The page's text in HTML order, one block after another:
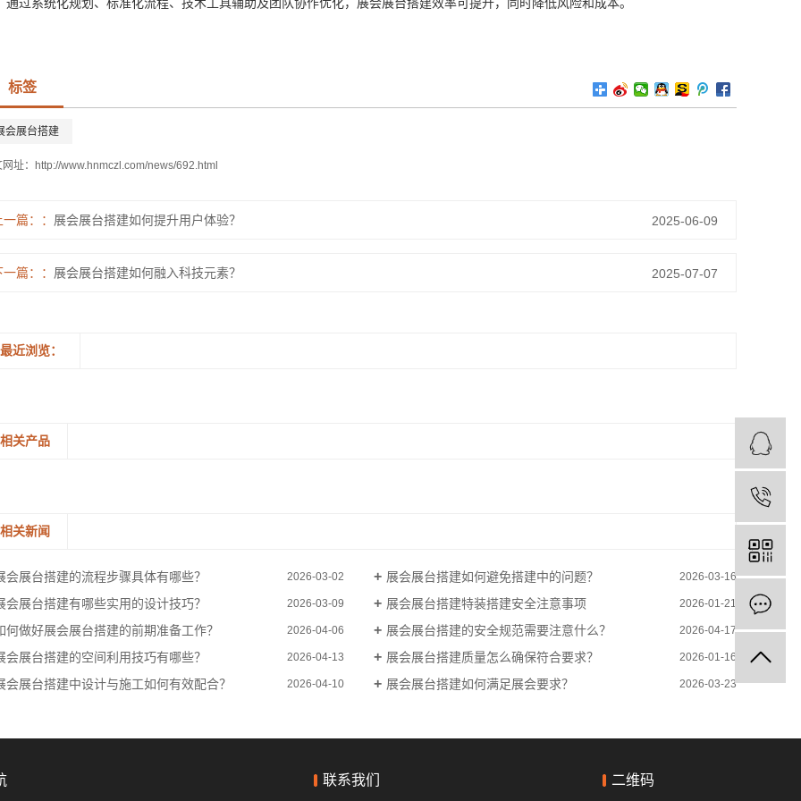
通过系统化规划、标准化流程、技术工具辅助及团队协作优化，展会展台搭建效率可提升，同时降低风险和成本。
标签
会展台搭建
址： http://www.hnmczl.com/news/692.html
篇： 展会展台搭建如何提升用户体验？ 2025-06-09
篇： 展会展台搭建如何融入科技元素？ 2025-07-07
最近浏览：
相关产品
相关新闻
会展台搭建的流程步骤具体有哪些？ 2026-03-02 展会展台搭建如何避免搭建中的问题？ 2026-03-16
会展台搭建有哪些实用的设计技巧？ 2026-03-09 展会展台搭建特装搭建安全注意事项 2026-01-21
何做好展会展台搭建的前期准备工作？ 2026-04-06 展会展台搭建的安全规范需要注意什么？ 2026-04-17
会展台搭建的空间利用技巧有哪些？ 2026-04-13 展会展台搭建质量怎么确保符合要求？ 2026-01-16
会展台搭建中设计与施工如何有效配合？ 2026-04-10 展会展台搭建如何满足展会要求？ 2026-03-23
联系我们 二维码